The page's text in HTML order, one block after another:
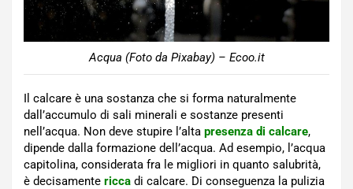
Acqua (Foto da Pixabay) – Ecoo.it
Il calcare è una sostanza che si forma naturalmente
dall’accumulo di sali minerali e sostanze presenti
nell’acqua. Non deve stupire l’alta presenza di calcare,
dipende dalla formazione dell’acqua. Ad esempio, l’acqua
capitolina, considerata fra le migliori in quanto salubrità,
è decisamente ricca di calcare. Di conseguenza la pulizia